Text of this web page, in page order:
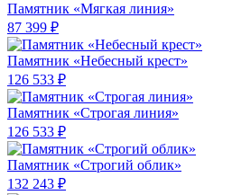
Памятник «Мягкая линия»
87 399 ₽
Памятник «Небесный крест»
126 533 ₽
Памятник «Строгая линия»
126 533 ₽
Памятник «Строгий облик»
132 243 ₽